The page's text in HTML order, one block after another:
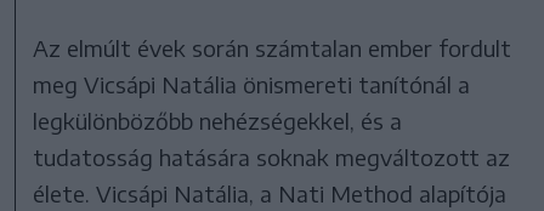
Az elmúlt évek során számtalan ember fordult
meg Vicsápi Natália önismereti tanítónál a
legkülönbözőbb nehézségekkel, és a
tudatosság hatására soknak megváltozott az
élete. Vicsápi Natália, a Nati Method alapítója